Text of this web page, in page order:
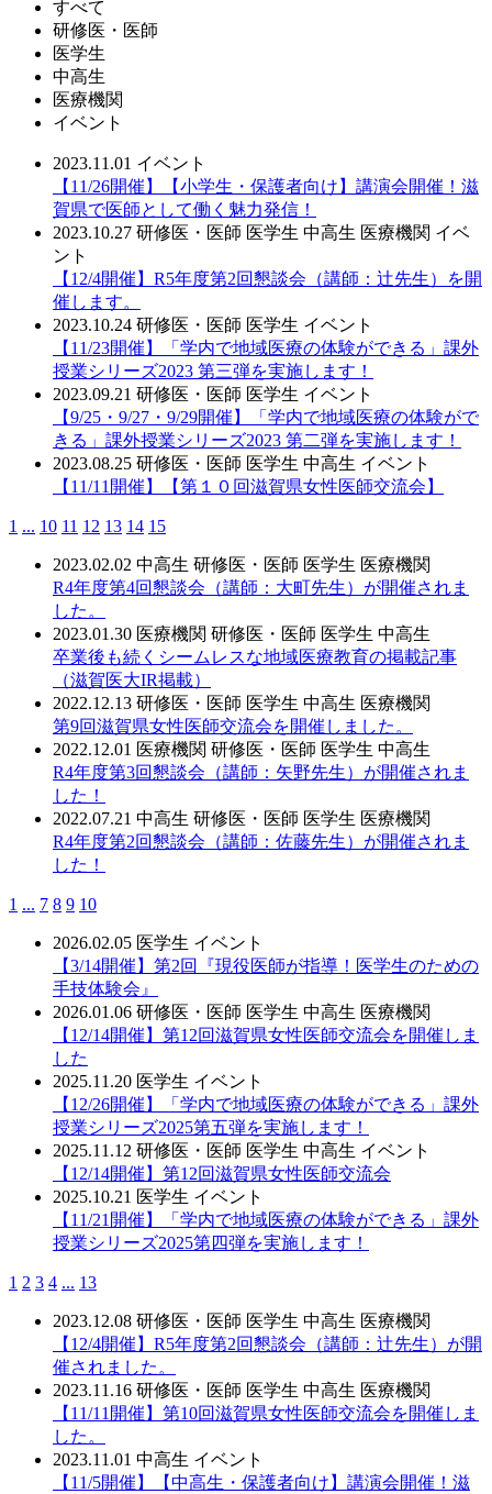
すべて
研修医・医師
医学生
中高生
医療機関
イベント
2023.11.01 イベント
【11/26開催】【小学生・保護者向け】講演会開催！滋
賀県で医師として働く魅力発信！
2023.10.27 研修医・医師 医学生 中高生 医療機関 イベ
ント
【12/4開催】R5年度第2回懇談会（講師：辻先生）を開
催します。
2023.10.24 研修医・医師 医学生 イベント
【11/23開催】「学内で地域医療の体験ができる」課外
授業シリーズ2023 第三弾を実施します！
2023.09.21 研修医・医師 医学生 イベント
【9/25・9/27・9/29開催】「学内で地域医療の体験がで
きる」課外授業シリーズ2023 第二弾を実施します！
2023.08.25 研修医・医師 医学生 中高生 イベント
【11/11開催】【第１０回滋賀県女性医師交流会】
1 ... 10 11 12 13 14 15
2023.02.02 中高生 研修医・医師 医学生 医療機関
R4年度第4回懇談会（講師：大町先生）が開催されま
した。
2023.01.30 医療機関 研修医・医師 医学生 中高生
卒業後も続くシームレスな地域医療教育の掲載記事
（滋賀医大IR掲載）
2022.12.13 研修医・医師 医学生 中高生 医療機関
第9回滋賀県女性医師交流会を開催しました。
2022.12.01 医療機関 研修医・医師 医学生 中高生
R4年度第3回懇談会（講師：矢野先生）が開催されま
した！
2022.07.21 中高生 研修医・医師 医学生 医療機関
R4年度第2回懇談会（講師：佐藤先生）が開催されま
した！
1 ... 7 8 9 10
2026.02.05 医学生 イベント
【3/14開催】第2回『現役医師が指導！医学生のための
手技体験会』
2026.01.06 研修医・医師 医学生 中高生 医療機関
【12/14開催】第12回滋賀県女性医師交流会を開催しま
した
2025.11.20 医学生 イベント
【12/26開催】「学内で地域医療の体験ができる」課外
授業シリーズ2025第五弾を実施します！
2025.11.12 研修医・医師 医学生 中高生 イベント
【12/14開催】第12回滋賀県女性医師交流会
2025.10.21 医学生 イベント
【11/21開催】「学内で地域医療の体験ができる」課外
授業シリーズ2025第四弾を実施します！
1 2 3 4 ... 13
2023.12.08 研修医・医師 医学生 中高生 医療機関
【12/4開催】R5年度第2回懇談会（講師：辻先生）が開
催されました。
2023.11.16 研修医・医師 医学生 中高生 医療機関
【11/11開催】第10回滋賀県女性医師交流会を開催しま
した。
2023.11.01 中高生 イベント
【11/5開催】【中高生・保護者向け】講演会開催！滋